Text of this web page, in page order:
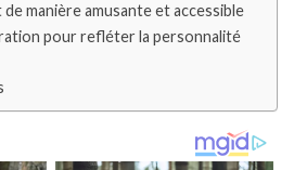
manière amusante et accessible
pour refléter la personnalité